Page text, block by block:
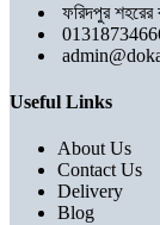
ফরিদপুর শহরের
Useful Links
About Us
Contact Us
Delivery
Blog